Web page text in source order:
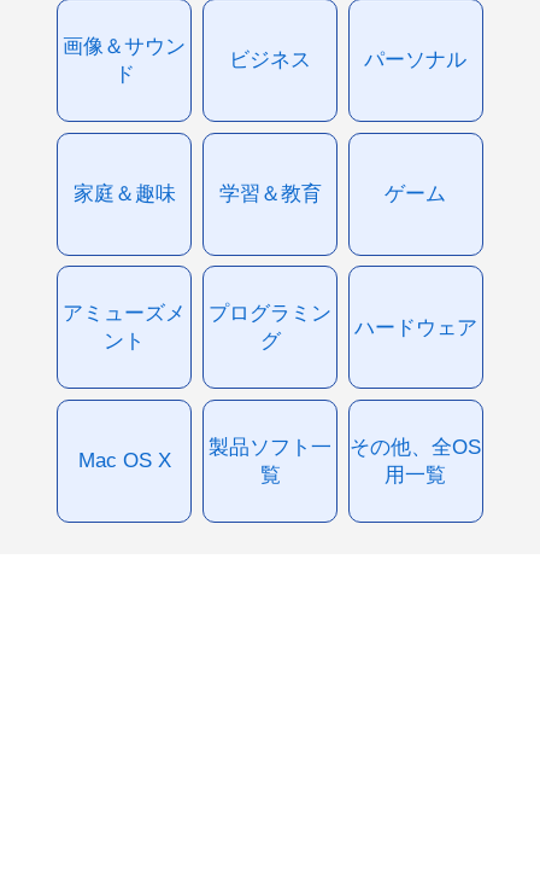
画像＆サウン
ド
ビジネス パーソナル
家庭＆趣味 学習＆教育 ゲーム
アミューズメ
ント
プログラミン
グ
ハードウェア
Mac OS X
製品ソフト一
覧
その他、全OS
用一覧